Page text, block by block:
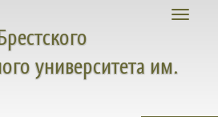
Toggle
университета им.